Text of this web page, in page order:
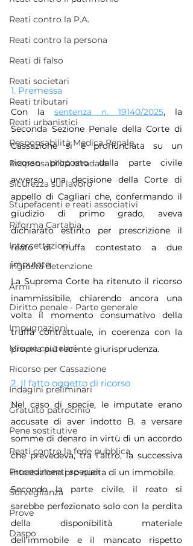
Reati contro la P.A.
Reati contro la persona
Reati di falso
Reati societari
Reati tributari
Reati urbanistici
Responsabilità Medica Penale
Responsabilità stradale
Sicurezza sul lavoro
Stupefacenti e reati associativi
Riforma Cartabia
Intercettazioni
Ingiusta detenzione
Armi
Diritto penale - Parte generale
Impugnazioni
Misure cautelari
Ricorso per Cassazione
Indagini preliminari
Gratuito patrocinio
Pene sostitutive
Reati contro la fede pubblica
Procedimenti speciali
Sorveglianza
Prove
Daspo
1. Premessa
Con la sentenza n. 19140/2025, la
Seconda Sezione Penale della Corte di
Cassazione si è pronunciata su un
ricorso proposto dalla parte civile
avverso una decisione della Corte di
appello di Cagliari che, confermando il
giudizio di primo grado, aveva
dichiarato estinto per prescrizione il
reato di truffa contestato a due
imputate.
La Suprema Corte ha ritenuto il ricorso
inammissibile, chiarendo ancora una
volta il momento consumativo della
truffa contrattuale, in coerenza con la
propria più recente giurisprudenza.
2. Il fatto oggetto di ricorso
Nel caso di specie, le imputate erano
accusate di aver indotto B. a versare
somme di denaro in virtù di un accordo
che prevedeva, tra l’altro, la successiva
intestazione pro quota di un immobile.
Secondo la parte civile, il reato si
sarebbe perfezionato solo con la perdita
della disponibilità materiale
dell’immobile e il mancato rispetto